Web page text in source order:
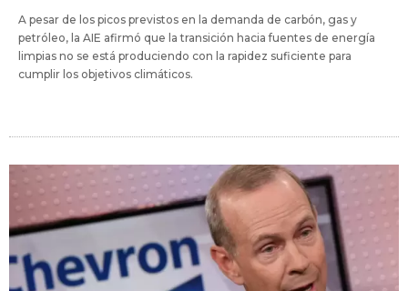
A pesar de los picos previstos en la demanda de carbón, gas y
petróleo, la AIE afirmó que la transición hacia fuentes de energía
limpias no se está produciendo con la rapidez suficiente para
cumplir los objetivos climáticos.